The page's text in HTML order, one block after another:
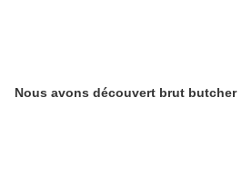
Nous avons découvert brut butcher